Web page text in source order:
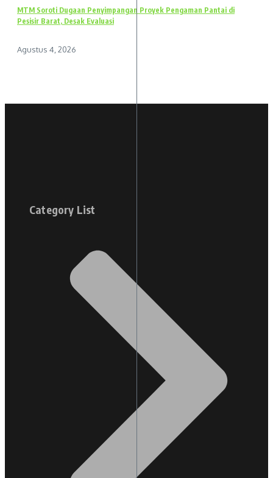
MTM Soroti Dugaan Penyimpangan Proyek Pengaman Pantai di
Pesisir Barat, Desak Evaluasi
Agustus 4, 2026
Category List